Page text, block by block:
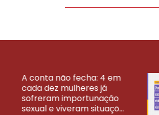
A conta não fecha: 4 em
cada dez mulheres já
sofreram importunação
sexual e viveram situaçõ...